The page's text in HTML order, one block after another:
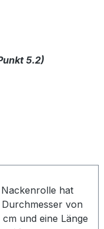
5.2)